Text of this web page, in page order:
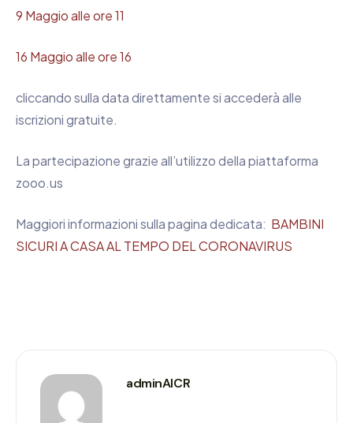
9 Maggio alle ore 11
16 Maggio alle ore 16
cliccando sulla data direttamente si accederà alle
iscrizioni gratuite.
La partecipazione grazie all’utilizzo della piattaforma
zooo.us
Maggiori informazioni sulla pagina dedicata: BAMBINI
SICURI A CASA AL TEMPO DEL CORONAVIRUS
adminAICR